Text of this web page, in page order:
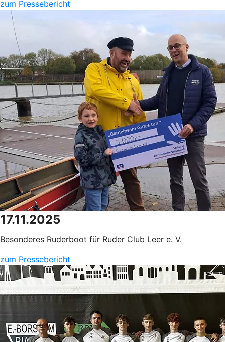
zum Pressebericht
17.11.2025
Besonderes Ruderboot für Ruder Club Leer e. V.
zum Pressebericht